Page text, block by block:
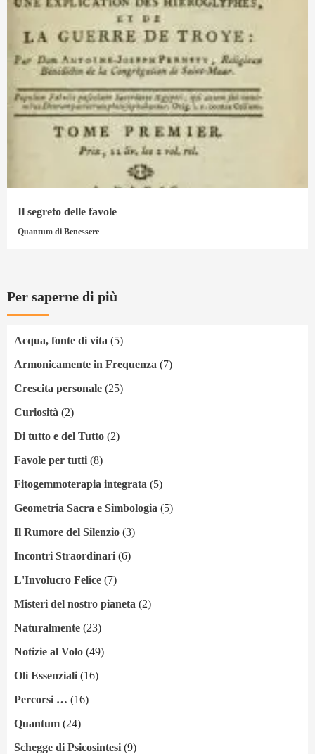
Il segreto delle favole
Quantum di Benessere
Per saperne di più
Acqua, fonte di vita (5)
Armonicamente in Frequenza (7)
Crescita personale (25)
Curiosità (2)
Di tutto e del Tutto (2)
Favole per tutti (8)
Fitogemmoterapia integrata (5)
Geometria Sacra e Simbologia (5)
Il Rumore del Silenzio (3)
Incontri Straordinari (6)
L'Involucro Felice (7)
Misteri del nostro pianeta (2)
Naturalmente (23)
Notizie al Volo (49)
Oli Essenziali (16)
Percorsi … (16)
Quantum (24)
Schegge di Psicosintesi (9)